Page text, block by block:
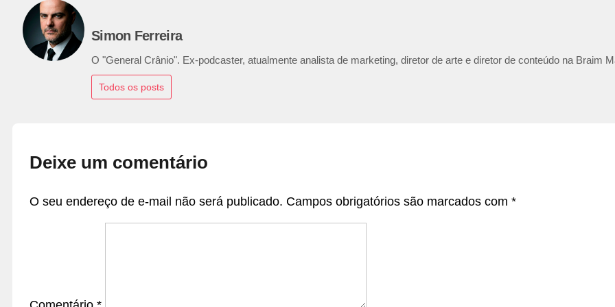
Simon Ferreira
O "General Crânio". Ex-podcaster, atualmente analista de marketing, diretor de arte e diretor de conteúdo na Braim
Todos os posts
Deixe um comentário
O seu endereço de e-mail não será publicado. Campos obrigatórios são marcados com *